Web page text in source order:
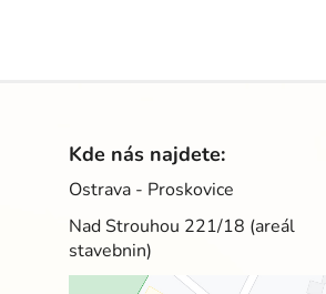
Kde nás najdete:
Ostrava - Proskovice
Nad Strouhou 221/18 (areál
stavebnin)